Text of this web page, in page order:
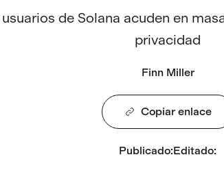
de Solana acuden en
privacidad
Finn Miller
Copiar enlace
Publicado:Editado: